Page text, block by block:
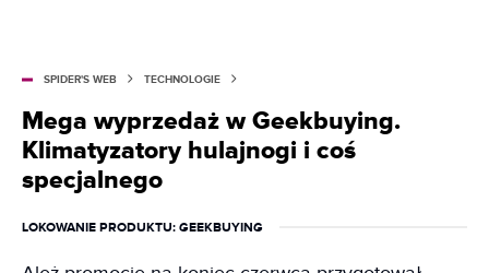
SPIDER'S WEB TECHNOLOGIE
Mega wyprzedaż w Geekbuying.
Klimatyzatory hulajnogi i coś
specjalnego
LOKOWANIE PRODUKTU: GEEKBUYING